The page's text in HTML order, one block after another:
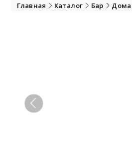
Главная Каталог Бар Дома